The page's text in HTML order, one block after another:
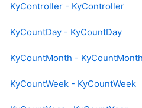
KyController - KyController
KyCountDay - KyCountDay
KyCountMonth - KyCountMonth
KyCountWeek - KyCountWeek